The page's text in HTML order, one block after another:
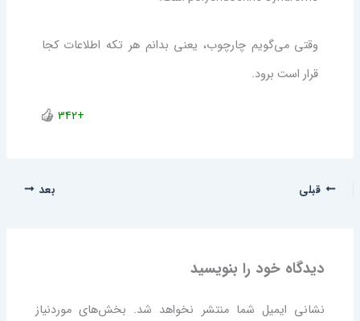
وقتی می‌گویم چارچوب، یعنی بدانم هر تکه اطلاعات کجا
قرار است برود.
+342
قبلی بعد
دیدگاه‌ خود را بنویسید
نشانی ایمیل شما منتشر نخواهد شد. بخش‌های موردنیاز